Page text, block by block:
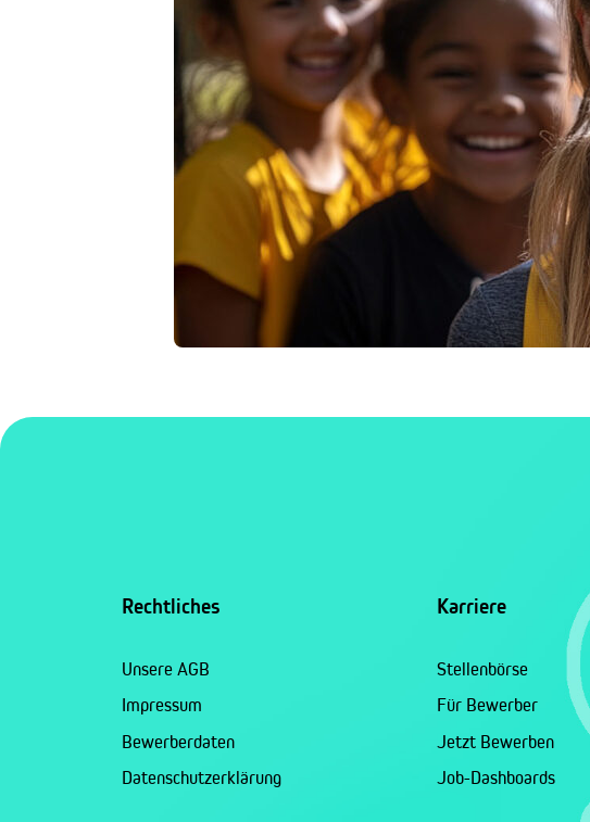
Rechtliches
Unsere AGB
Impressum
Bewerberdaten
Datenschutzerklärung
Karriere
Stellenbörse
Für Bewerber
Jetzt Bewerben
Job-Dashboards